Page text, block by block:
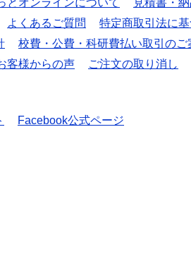
よくあるご質問
特定商取引法に
校費・公費・科研費払い取引のご
客様からの声 ご注文の取り消し
Facebook公式ページ